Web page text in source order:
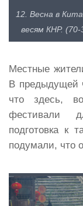
12. Весна в
весям КНР.
Местные
В предыдущей
что здесь,
фестивали
подготовка к
подумали, что